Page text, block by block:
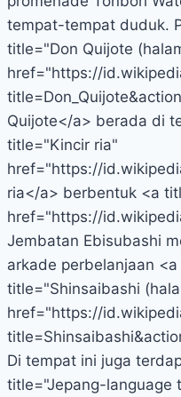
tempat-tempat duduk.
title="Don Quijote
href="https://
Quijote</a> berada di
title="Kincir ria"
href="https://
ria</a> berbentuk <a
href="https://
Jembatan Ebisubashi
arkade perbelanjaan
title="Shinsaibashi
href="https://
Di tempat ini juga
title="Jepang-language